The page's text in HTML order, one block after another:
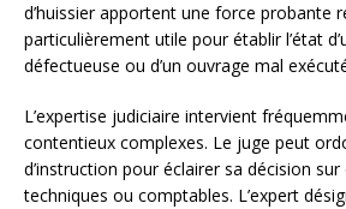
d’huissier apportent une force probante
particulièrement utile pour établir l’état
défectueuse ou d’un ouvrage mal
L’expertise judiciaire intervient
contentieux complexes. Le juge peut
d’instruction pour éclairer sa décision sur
techniques ou comptables. L’expert